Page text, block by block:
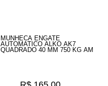
MUNHECA ENGATE
AUTOMATICO ALKO AK7
QUADRADO 40 MM 750 KG AM